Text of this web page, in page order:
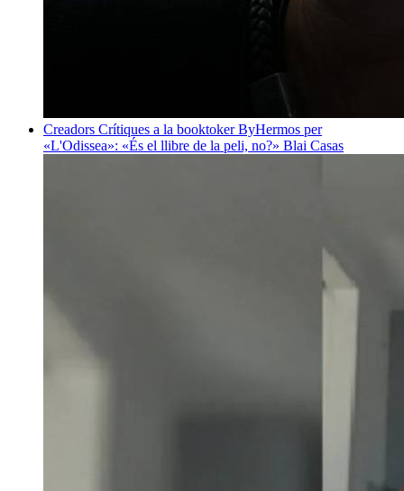
Creadors Crítiques a la booktoker ByHermos per
«L'Odissea»: «És el llibre de la peli, no?» Blai Casas